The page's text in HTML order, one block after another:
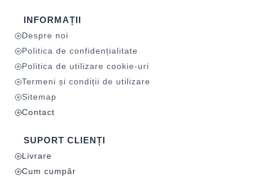
INFORMAȚII
Despre noi
Politica de confidențialitate
Politica de utilizare cookie-uri
Termeni și condiții de utilizare
Sitemap
Contact
SUPORT CLIENȚI
Livrare
Cum cumpăr